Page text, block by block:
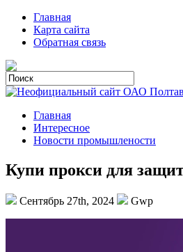
Главная
Карта сайта
Обратная связь
Главная
Интересное
Новости промышлености
Купи прокси для
Сентябрь 27th, 2024 Gwp